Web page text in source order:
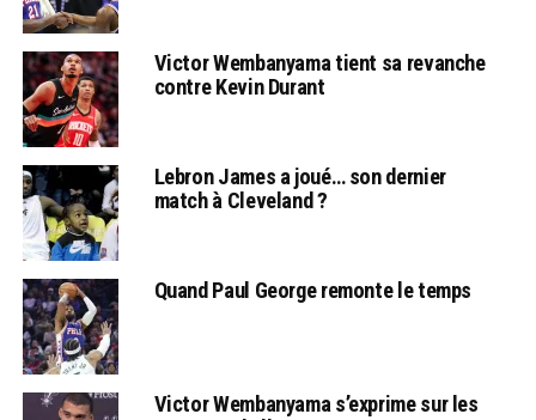
Victor Wembanyama tient sa revanche
contre Kevin Durant
Lebron James a joué… son dernier
match à Cleveland ?
Quand Paul George remonte le temps
Victor Wembanyama s’exprime sur les